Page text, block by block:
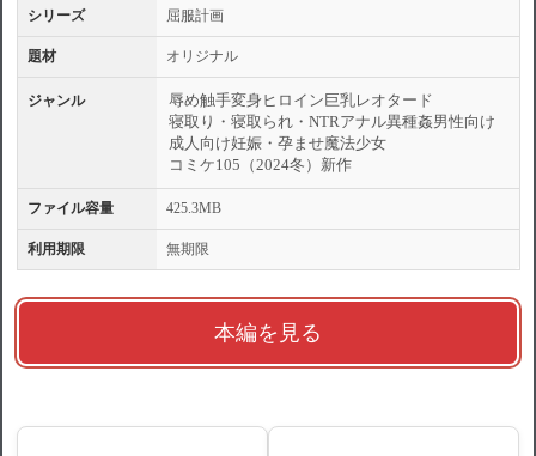
シリーズ 屈服計画
題材 オリジナル
ジャンル 辱め触手変身ヒロイン 巨乳レオタード
寝取り・寝取られ・NTRアナル異種姦男性向け
成人向け妊娠・孕ませ魔法少女
コミケ105（2024冬） 新作
ファイル容量 425.3MB
利用期限 無期限
本編を見る